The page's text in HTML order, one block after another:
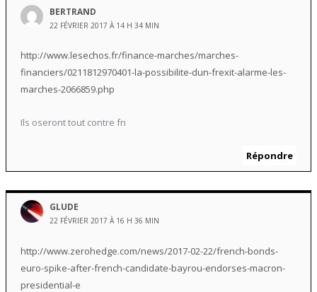
BERTRAND
22 FÉVRIER 2017 À 14 H 34 MIN
http://www.lesechos.fr/finance-marches/marches-
financiers/0211812970401-la-possibilite-dun-frexit-alarme-les-
marches-2066859.php
Ils oseront tout contre fn
Répondre
GLUDE
22 FÉVRIER 2017 À 16 H 36 MIN
http://www.zerohedge.com/news/2017-02-22/french-bonds-
euro-spike-after-french-candidate-bayrou-endorses-macron-
presidential-e